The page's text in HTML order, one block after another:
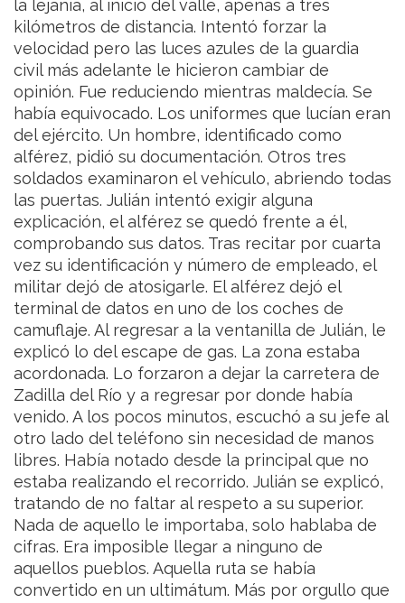
la lejanía, al inicio del valle, apenas a tres
kilómetros de distancia. Intentó forzar la
velocidad pero las luces azules de la guardia
civil más adelante le hicieron cambiar de
opinión. Fue reduciendo mientras maldecía. Se
había equivocado. Los uniformes que lucían eran
del ejército. Un hombre, identificado como
alférez, pidió su documentación. Otros tres
soldados examinaron el vehículo, abriendo todas
las puertas. Julián intentó exigir alguna
explicación, el alférez se quedó frente a él,
comprobando sus datos. Tras recitar por cuarta
vez su identificación y número de empleado, el
militar dejó de atosigarle. El alférez dejó el
terminal de datos en uno de los coches de
camuflaje. Al regresar a la ventanilla de Julián, le
explicó lo del escape de gas. La zona estaba
acordonada. Lo forzaron a dejar la carretera de
Zadilla del Río y a regresar por donde había
venido. A los pocos minutos, escuchó a su jefe al
otro lado del teléfono sin necesidad de manos
libres. Había notado desde la principal que no
estaba realizando el recorrido. Julián se explicó,
tratando de no faltar al respeto a su superior.
Nada de aquello le importaba, solo hablaba de
cifras. Era imposible llegar a ninguno de
aquellos pueblos. Aquella ruta se había
convertido en un ultimátum. Más por orgullo que